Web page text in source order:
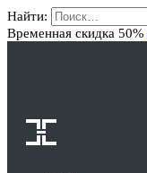
Найти:
Временная скидка 50%